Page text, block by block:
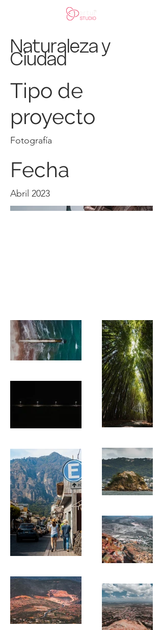
Naturaleza y
Ciudad
Tipo de
proyecto
Fotografía
Fecha
Abril 2023